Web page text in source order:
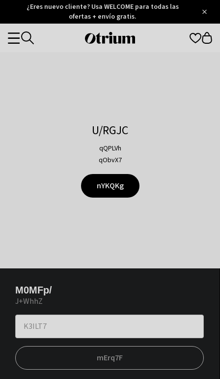
Otrium
Trustpilot
¿Eres nuevo cliente? Usa WELCOME para todas las
ofertas + envío gratis.
Otrium
Categories
U/RGJC
qQPLVh
qObvX7
nYKQKg
M0MFp/
J+WhhZ
mErq7F